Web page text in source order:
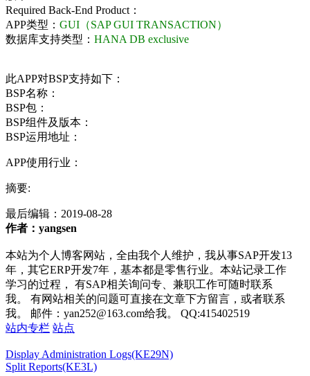
Required Back-End Product：
APP类型： GUI（SAP GUI TRANSACTION）
数据库支持类型： HANA DB exclusive
此APP对BSP支持如下：
BSP名称：
BSP包：
BSP组件及版本：
BSP运用地址：
APP使用行业：
摘要:
最后编辑： 2019-08-28
作者：yangsen
本站为个人博客网站，全由我个人维护，我从事SAP开发13
年，其它ERP开发7年，基本都是零售行业。本站记录工作
学习的过程， 有SAP相关询问专、兼职工作可随时联系
我。 有网站相关的问题可直接在文章下方留言，或者联系
我。 邮件：yan252@163.com给我。 QQ:415402519
站内专栏 站点
Display Administration Logs(KE29N)
Split Reports(KE3L)